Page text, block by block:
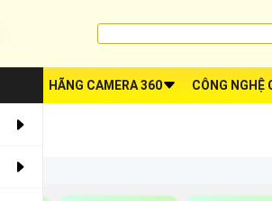
HÃNG CAMERA 360 CÔNG NGHỆ